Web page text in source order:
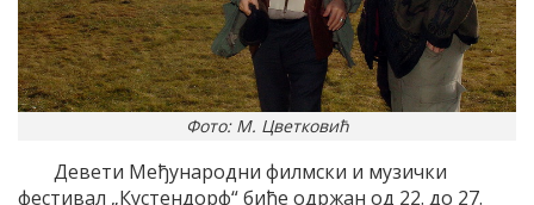
Фото: М. Цветковић
Девети Међународни филмски и музички
фестивал „Кустендорф“ биће одржан од 22. до 27.